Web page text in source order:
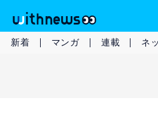
新着 マンガ 連載 ネ